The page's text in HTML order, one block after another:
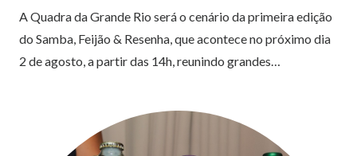
A Quadra da Grande Rio será o cenário da primeira edição
do Samba, Feijão & Resenha, que acontece no próximo dia
2 de agosto, a partir das 14h, reunindo grandes…